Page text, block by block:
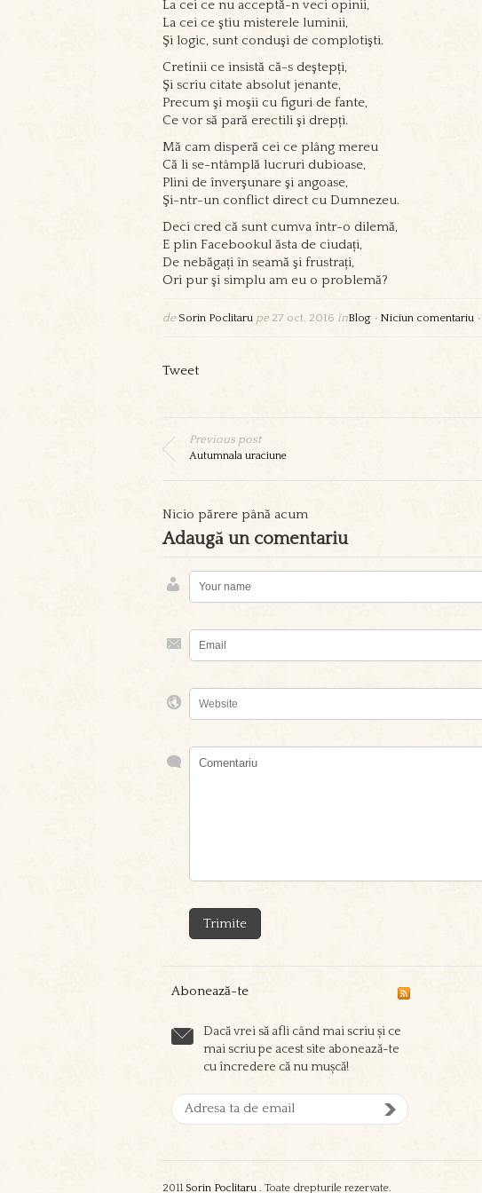
La cei ce nu acceptă-n veci opinii,
La cei ce ştiu misterele luminii,
Şi logic, sunt conduşi de complotişti.
Cretinii ce insistă că-s deştepți,
Şi scriu citate absolut jenante,
Precum şi moşii cu figuri de fante,
Ce vor să pară erectili şi drepți.
Mă cam disperă cei ce plâng mereu
Că li se-ntâmplă lucruri dubioase,
Plini de înverşunare şi angoase,
Şi-ntr-un conflict direct cu Dumnezeu.
Deci cred că sunt cumva într-o dilemă,
E plin Facebookul ăsta de ciudați,
De nebăgați în seamă şi frustrați,
Ori pur şi simplu am eu o problemă?
de Sorin Poclitaru pe 27 oct. 2016 înBlog • Niciun comentariu •
Tweet
Previous post
Autumnala uraciune
Nicio părere până acum
Adaugă un comentariu
Abonează-te
Dacă vrei să afli când mai scriu și ce
mai scriu pe acest site abonează-te
cu încredere că nu mușcă!
2011 Sorin Poclitaru . Toate drepturile rezervate.